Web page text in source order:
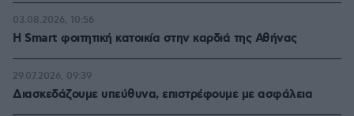
Η Smart φοιτητική κατοικία στην καρδιά της Αθήνας
03.08.2026, 10:56
Διασκεδάζουμε υπεύθυνα, επιστρέφουμε με ασφάλεια
29.07.2026, 09:39